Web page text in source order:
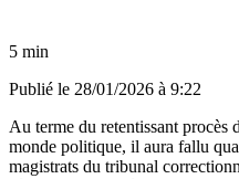
5 min
Publié le 28/01/2026 à 9:22
Au terme du retentissant procès
monde politique, il aura fallu
magistrats du tribunal